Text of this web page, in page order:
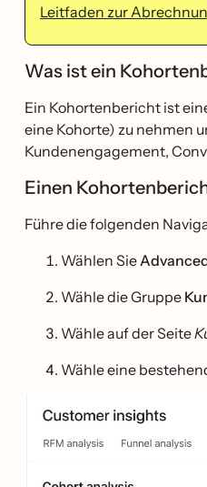
Leitfaden zur
Was ist ein
Ein Kohortenbericht ist
eine Kohorte) zu nehmen
Kundenengagement,
Einen
Führe die folgenden
Wählen Sie
Wähle die Gruppe
Wähle auf der Seite
Wähle eine